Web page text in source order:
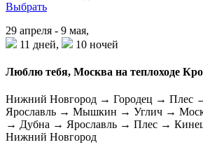
Выбрать
29 апреля - 9 мая,
11 дней,
10 ночей
Люблю тебя, Москва на теплоходе
Нижний Новгород → Городец → Плес
Ярославль → Мышкин → Углич →
→ Дубна → Ярославль → Плес →
Нижний Новгород